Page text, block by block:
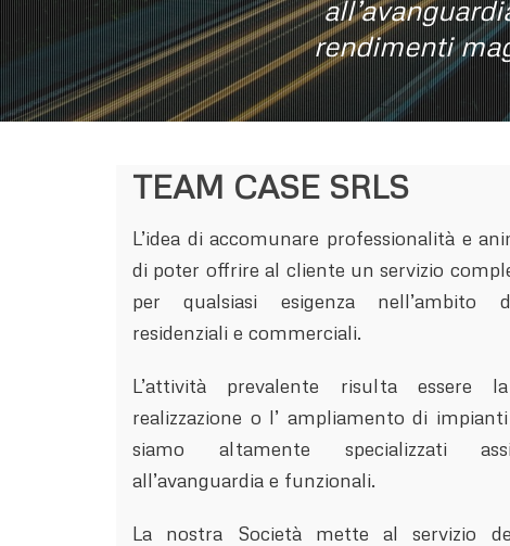
rendimenti
TEAM CASE SRLS
L’idea di accomunare professionalità e
di poter offrire al cliente un servizio
per qualsiasi esigenza nell’ambito
residenziali e commerciali.
L’attività prevalente risulta essere
realizzazione o l’ ampliamento di
siamo altamente specializzati
all’avanguardia e funzionali.
La nostra Società mette al servizio